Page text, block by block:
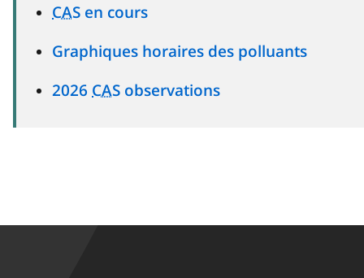
CAS en cours
Graphiques horaires des polluants
2026 CAS observations